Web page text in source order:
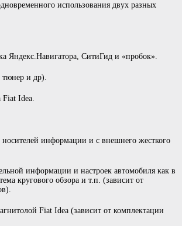
использования двух разных
Яндекс.Навигатора, СитиГид и «пробок».
тюнер и др).
Fiat Idea.
информации и с внешнего жесткого
информации и настроек автомобиля как в
кругового обзора и т.п. (зависит от
Fiat Idea (зависит от комплектации